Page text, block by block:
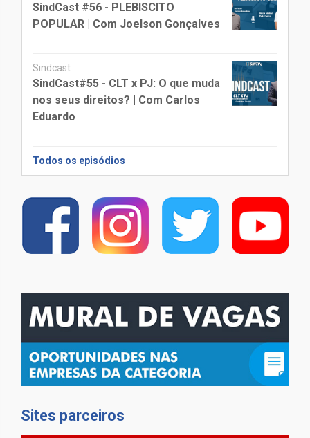
SindCast #56 - PLEBISCITO
POPULAR | Com Joelson Gonçalves
Sindcast
SindCast#55 - CLT x PJ: O que muda
nos seus direitos? | Com Carlos
Eduardo
Todos os episódios
Sites parceiros